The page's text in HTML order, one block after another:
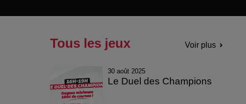
Tous les jeux Voir plus
30 août 2025
Le Duel des Champions